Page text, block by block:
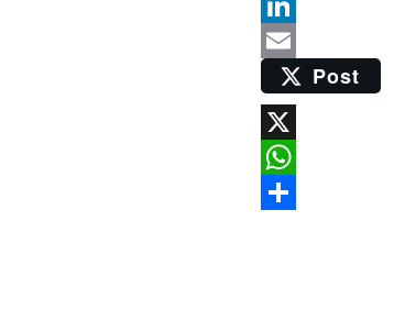
Blogger
LinkedIn
Email Post
X
WhatsApp